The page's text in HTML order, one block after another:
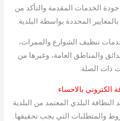
الخدمات المقدمة والتأكد من
المحددة بواسطة البلدية.
تنظيف الشوارع والممرات،
والمناطق العامة، وغيرها من
ذات الصلة.
الكتروني بالاحساء
البلدي المعتمد من البلدية
والمتطلبات التي يجب تحقيقها.